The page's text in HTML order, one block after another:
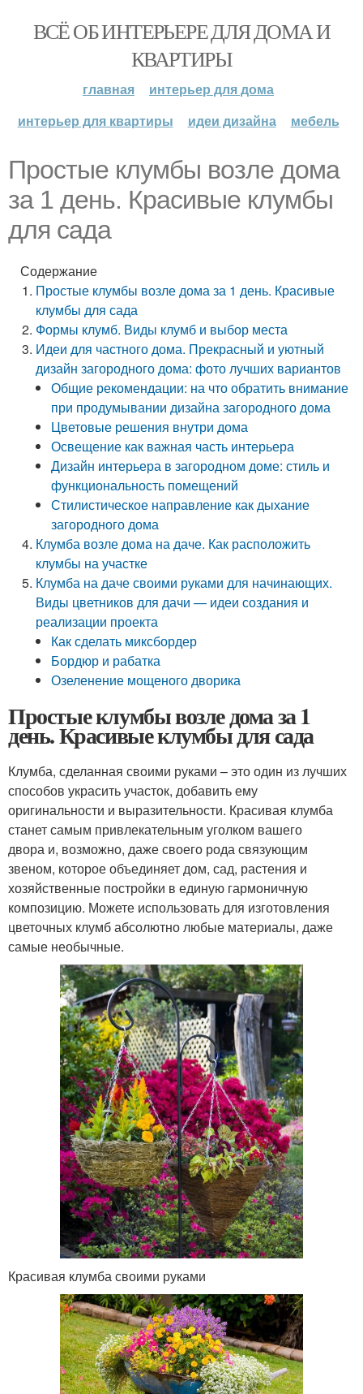
ВСЁ ОБ ИНТЕРЬЕРЕ ДЛЯ ДОМА И
КВАРТИРЫ
главная
интерьер для дома
интерьер для квартиры
идеи дизайна мебель
Простые клумбы возле дома
за 1 день. Красивые клумбы
для сада
Содержание
Простые клумбы возле дома за 1 день. Красивые
клумбы для сада
Формы клумб. Виды клумб и выбор места
Идеи для частного дома. Прекрасный и уютный
дизайн загородного дома: фото лучших вариантов
Общие рекомендации: на что обратить внимание
при продумывании дизайна загородного дома
Цветовые решения внутри дома
Освещение как важная часть интерьера
Дизайн интерьера в загородном доме: стиль и
функциональность помещений
Стилистическое направление как дыхание
загородного дома
Клумба возле дома на даче. Как расположить
клумбы на участке
Клумба на даче своими руками для начинающих.
Виды цветников для дачи — идеи создания и
реализации проекта
Как сделать миксбордер
Бордюр и рабатка
Озеленение мощеного дворика
Простые клумбы возле дома за 1
день. Красивые клумбы для сада
Клумба, сделанная своими руками – это один из лучших
способов украсить участок, добавить ему
оригинальности и выразительности. Красивая клумба
станет самым привлекательным уголком вашего
двора и, возможно, даже своего рода связующим
звеном, которое объединяет дом, сад, растения и
хозяйственные постройки в единую гармоничную
композицию. Можете использовать для изготовления
цветочных клумб абсолютно любые материалы, даже
самые необычные.
Красивая клумба своими руками